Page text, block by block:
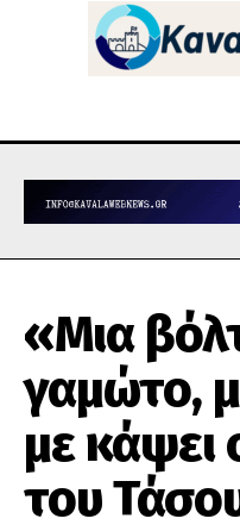
«Μια
γαμώτο,
με
του